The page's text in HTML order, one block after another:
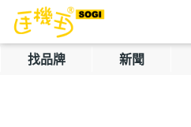
找品牌 新聞